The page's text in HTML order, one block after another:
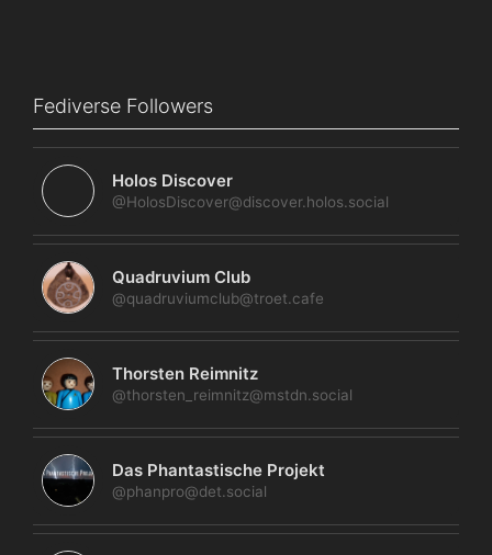
Fediverse Followers
Holos Discover
@HolosDiscover@discover.holos.social
Quadruvium Club
@quadruviumclub@troet.cafe
Thorsten Reimnitz
@thorsten_reimnitz@mstdn.social
Das Phantastische Projekt
@phanpro@det.social